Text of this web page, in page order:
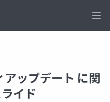
ップデート に関
イド